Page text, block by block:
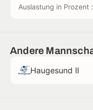
Auslastung in Prozent :
Andere
Haugesund II